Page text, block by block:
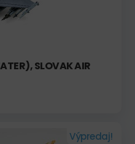
SLOVAK AIR
Výpredaj!